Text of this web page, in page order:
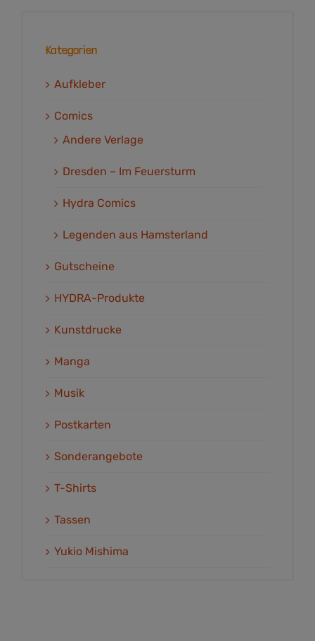
Kategorien
Aufkleber
Comics
Andere Verlage
Dresden – Im Feuersturm
Hydra Comics
Legenden aus Hamsterland
Gutscheine
HYDRA-Produkte
Kunstdrucke
Manga
Musik
Postkarten
Sonderangebote
T-Shirts
Tassen
Yukio Mishima